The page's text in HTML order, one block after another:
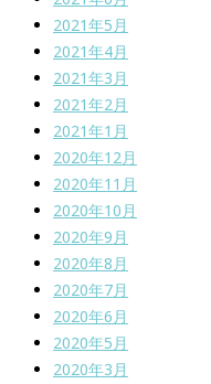
2021年5月
2021年4月
2021年3月
2021年2月
2021年1月
2020年12月
2020年11月
2020年10月
2020年9月
2020年8月
2020年7月
2020年6月
2020年5月
2020年3月